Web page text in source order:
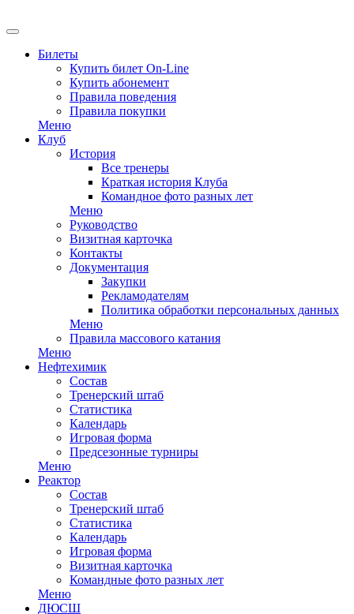
Билеты
Купить билет On-Line
Купить абонемент
Правила поведения
Правила покупки
Меню
Клуб
История
Все тренеры
Краткая история Клуба
Командное фото разных лет
Меню
Руководство
Визитная карточка
Контакты
Документация
Закупки
Рекламодателям
Политика обработки персональных данных
Меню
Правила массового катания
Меню
Нефтехимик
Состав
Тренерский штаб
Статистика
Календарь
Игровая форма
Предсезонные турниры
Меню
Реактор
Состав
Тренерский штаб
Статистика
Календарь
Игровая форма
Визитная карточка
Командные фото разных лет
Меню
ДЮСШ